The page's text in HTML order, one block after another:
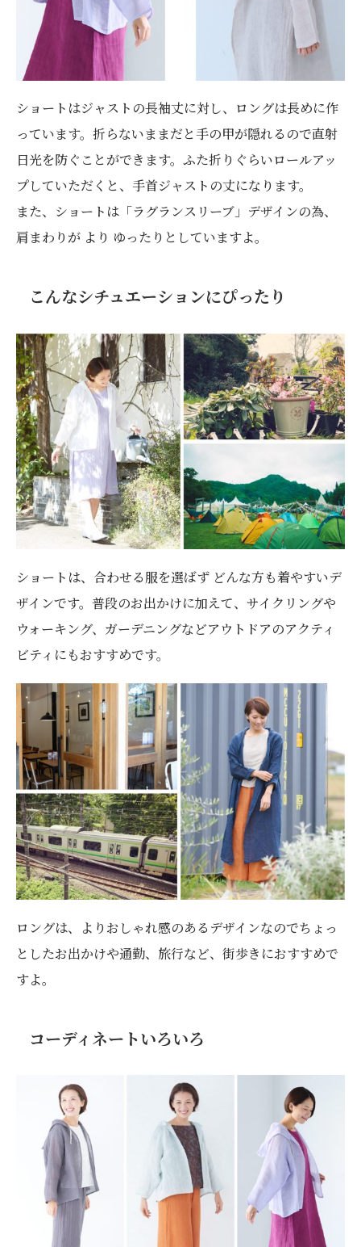
ショートはジャストの長袖丈に対し、ロングは長めに作
っています。折らないままだと手の甲が隠れるので直射
日光を防ぐことができます。ふた折りぐらいロールアッ
プしていただくと、手首ジャストの丈になります。
また、ショートは「ラグランスリーブ」デザインの為、
肩まわりが より ゆったりとしていますよ。
こんなシチュエーションにぴったり
ショートは、合わせる服を選ばず どんな方も着やすいデ
ザインです。普段のお出かけに加えて、サイクリングや
ウォーキング、ガーデニングなどアウトドアのアクティ
ビティにもおすすめです。
ロングは、よりおしゃれ感のあるデザインなのでちょっ
としたお出かけや通勤、旅行など、街歩きにおすすめで
すよ。
コーディネートいろいろ